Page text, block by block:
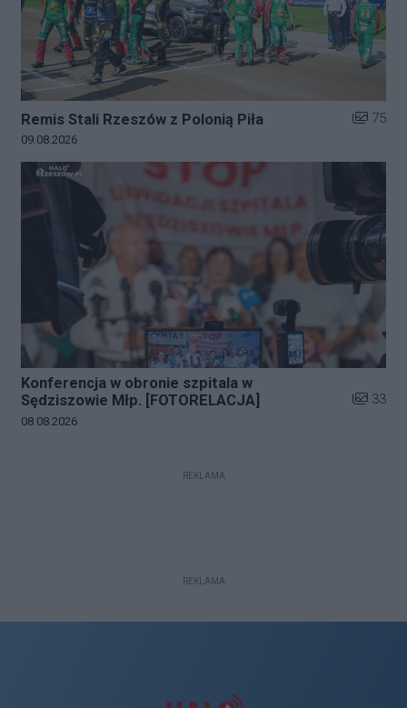
Remis Stali Rzeszów z Polonią Piła Liczba
75
Data dodania galerii:
09.08.2026
Konferencja w obronie szpitala w
Sędziszowie Młp. [FOTORELACJA]
Liczba
33
Data dodania galerii:
08.08.2026
REKLAMA
REKLAMA